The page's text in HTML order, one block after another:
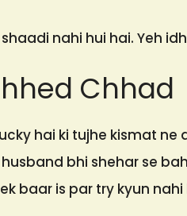
nahi hui hai. Yeh
Chhad
hai ki tujhe kismat
bhi shehar se
baar is par try kyun nahi